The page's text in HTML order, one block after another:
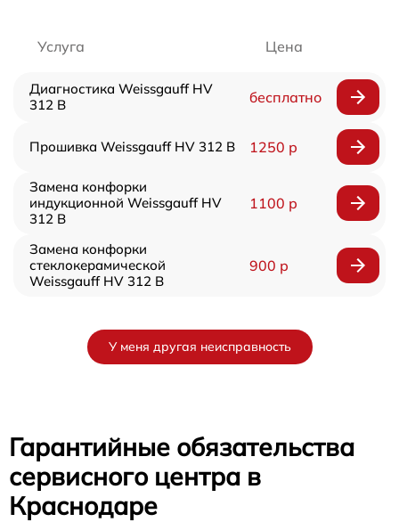
Услуга Цена
Диагностика Weissgauff HV
312 B
бесплатно
Прошивка Weissgauff HV 312 B 1250 р
Замена конфорки
индукционной Weissgauff HV
312 B
1100 р
Замена конфорки
стеклокерамической
Weissgauff HV 312 B
900 р
У меня другая неисправность
Гарантийные обязательства
сервисного центра в
Краснодаре